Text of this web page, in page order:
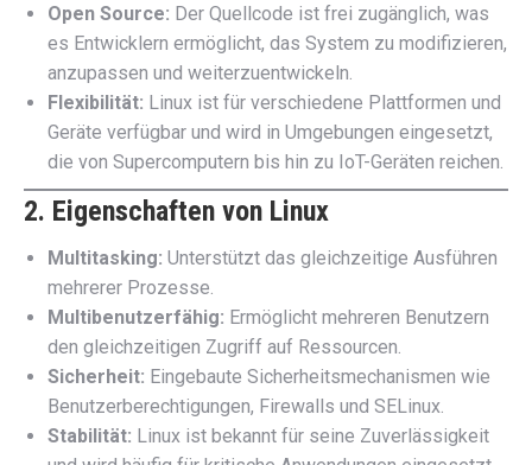
Open Source: Der Quellcode ist frei zugänglich, was
es Entwicklern ermöglicht, das System zu modifizieren,
anzupassen und weiterzuentwickeln.
Flexibilität: Linux ist für verschiedene Plattformen und
Geräte verfügbar und wird in Umgebungen eingesetzt,
die von Supercomputern bis hin zu IoT-Geräten reichen.
2. Eigenschaften von Linux
Multitasking: Unterstützt das gleichzeitige Ausführen
mehrerer Prozesse.
Multibenutzerfähig: Ermöglicht mehreren Benutzern
den gleichzeitigen Zugriff auf Ressourcen.
Sicherheit: Eingebaute Sicherheitsmechanismen wie
Benutzerberechtigungen, Firewalls und SELinux.
Stabilität: Linux ist bekannt für seine Zuverlässigkeit